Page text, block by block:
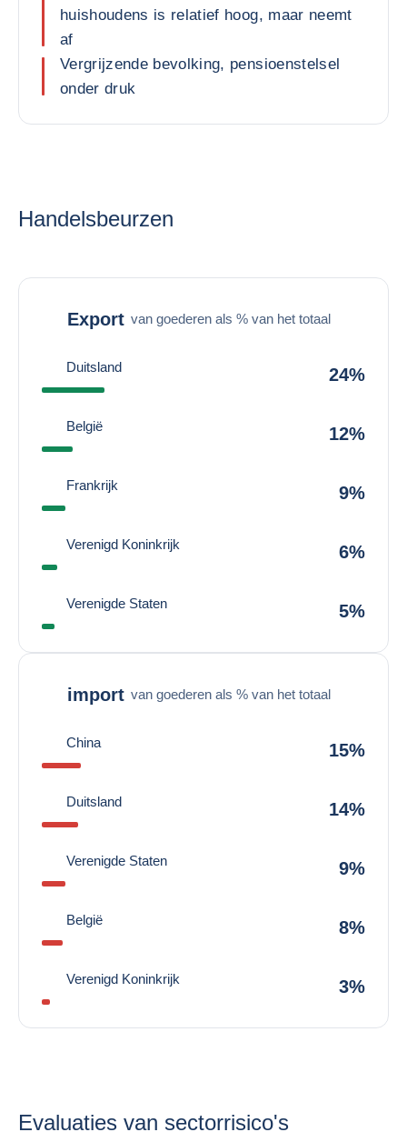
huishoudens is relatief hoog, maar neemt
af
Vergrijzende bevolking, pensioenstelsel
onder druk
Handelsbeurzen
Export van goederen als % van het totaal
Duitsland 24%
België 12%
Frankrijk 9%
Verenigd Koninkrijk 6%
Verenigde Staten 5%
import van goederen als % van het totaal
China 15%
Duitsland 14%
Verenigde Staten 9%
België 8%
Verenigd Koninkrijk 3%
Evaluaties van sectorrisico's